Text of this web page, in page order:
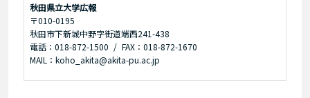
秋田県立大学広報
〒010-0195
秋田市下新城中野字街道端西241-438
電話：018-872-1500
FAX：018-872-1670
MAIL：koho_akita@akita-pu.ac.jp